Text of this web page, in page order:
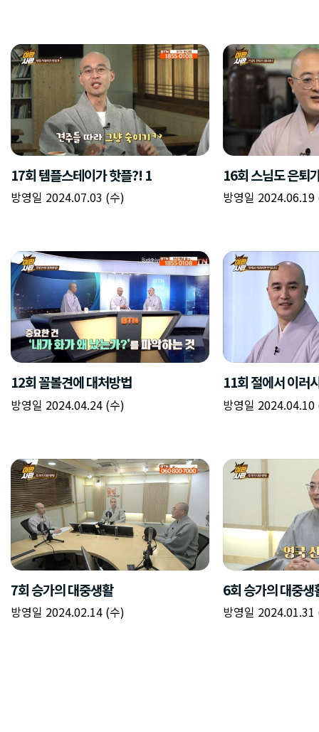
17회 템플스테이가 핫플?! 1
방영일 2024.07.03 (수)
16회 스님도 은퇴
방영일 2024.06.19
12회 꼴볼견에 대처방법
방영일 2024.04.24 (수)
11회 절에서 이러
방영일 2024.04.10
7회 승가의 대중생활
방영일 2024.02.14 (수)
6회 승가의 대중생
방영일 2024.01.31